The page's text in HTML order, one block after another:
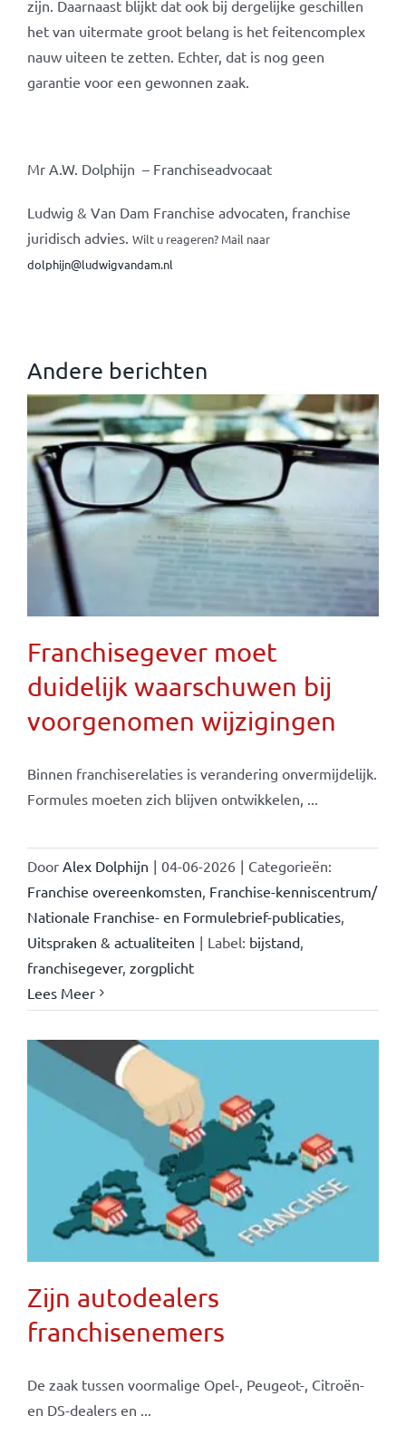
zijn. Daarnaast blijkt dat ook bij dergelijke geschillen
het van uitermate groot belang is het feitencomplex
nauw uiteen te zetten. Echter, dat is nog geen
garantie voor een gewonnen zaak.
Mr A.W. Dolphijn – Franchiseadvocaat
Ludwig & Van Dam Franchise advocaten, franchise
juridisch advies. Wilt u reageren? Mail naar
dolphijn@ludwigvandam.nl
Andere berichten
Franchisegever moet
duidelijk waarschuwen bij
voorgenomen wijzigingen
Binnen franchiserelaties is verandering onvermijdelijk.
Formules moeten zich blijven ontwikkelen, ...
Door Alex Dolphijn | 04-06-2026 | Categorieën:
Franchise overeenkomsten Franchise-kenniscentrum/
Nationale Franchise- en Formulebrief-publicaties,
Uitspraken & actualiteiten | Label: bijstand,
franchisegever, zorgplicht
Lees Meer
Zijn autodealers
franchisenemers
De zaak tussen voormalige Opel-, Peugeot-, Citroën-
en DS-dealers en ...